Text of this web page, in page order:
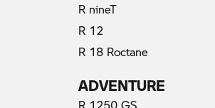
R nineT
R 12
R 18 Roctane
ADVENTURE